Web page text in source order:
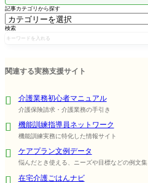
記事カテゴリから探す
検索
関連する実務支援サイト
介護業務初心者マニュアル
介護保険請求・介護業務の手引き
機能訓練指導員ネットワーク
機能訓練実務に特化した情報サイト
ケアプラン文例データ
悩んだとき使える、ニーズや目標などの例文集
在宅介護ごはんナビ